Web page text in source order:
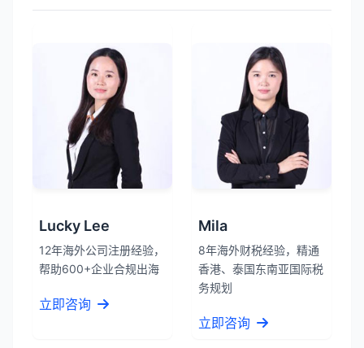
Lucky Lee
12年海外公司注册经验，
帮助600+企业合规出海
立即咨询
Mila
8年海外财税经验，精通
香港、泰国东南亚国际税
务规划
立即咨询